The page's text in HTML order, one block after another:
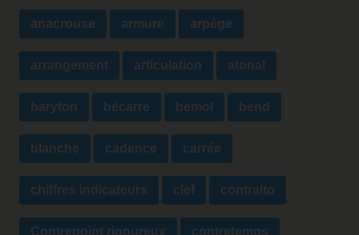
anacrouse armure arpège
arrangement articulation atonal
baryton bécarre bemol bend
blanche cadence carrée
chiffres indicateurs clef contralto
Contrepoint rigoureux contretemps